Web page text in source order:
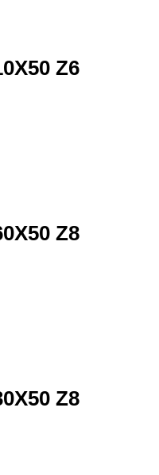
Z6
Z8
Z8